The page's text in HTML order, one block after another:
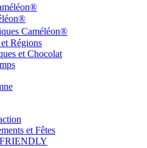
Caméléon®
Régions
et Chocolat
et Fêtes